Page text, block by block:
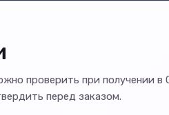
проверить при получении в
перед заказом.